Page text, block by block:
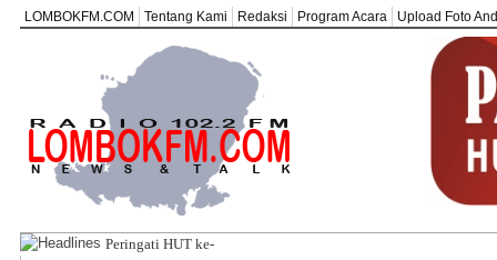
LOMBOKFM.COM Tentang Kami Redaksi Program Acara Upload Foto
Peringati HUT ke-81 RI, SEKOLAH ABAT